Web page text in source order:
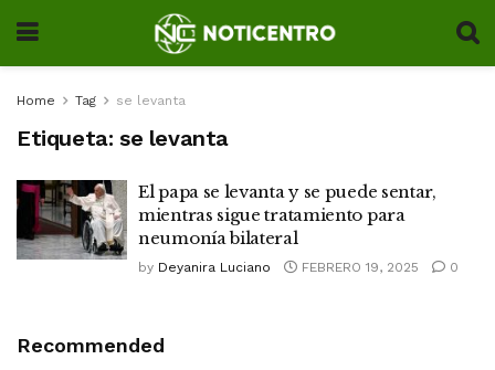
Home Tag se levanta
Etiqueta: se levanta
El papa se levanta y se puede sentar,
mientras sigue tratamiento para
neumonía bilateral
by Deyanira Luciano FEBRERO 19, 2025 0
Recommended